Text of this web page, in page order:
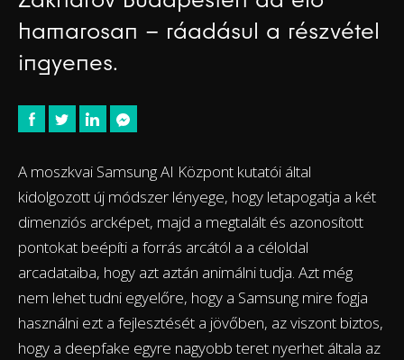
hamarosan – ráadásul a részvétel
ingyenes.
A moszkvai Samsung AI Központ kutatói által
kidolgozott új módszer lényege, hogy letapogatja a két
dimenziós arcképet, majd a megtalált és azonosított
pontokat beépíti a forrás arcától a a céloldal
arcadataiba, hogy azt aztán animálni tudja. Azt még
nem lehet tudni egyelőre, hogy a Samsung mire fogja
használni ezt a fejlesztését a jövőben, az viszont biztos,
hogy a deepfake egyre nagyobb teret nyerhet általa az